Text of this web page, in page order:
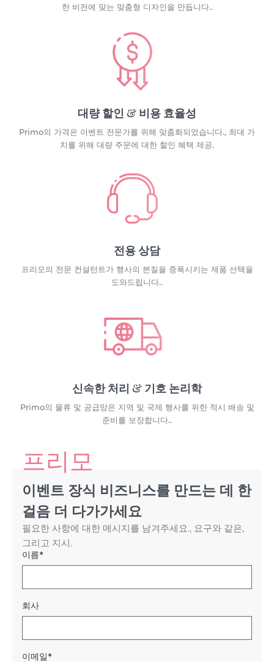
한 비전에 맞는 맞춤형 디자인을 만듭니다..
대량 할인 & 비용 효율성
Primo의 가격은 이벤트 전문가를 위해 맞춤화되었습니다., 최대 가
치를 위해 대량 주문에 대한 할인 혜택 제공.
전용 상담
프리모의 전문 컨설턴트가 행사의 본질을 증폭시키는 제품 선택을
도와드립니다..
신속한 처리 & 기호 논리학
Primo의 물류 및 공급망은 지역 및 국제 행사를 위한 적시 배송 및
준비를 보장합니다..
프리모
이벤트 장식 비즈니스를 만드는 데 한
걸음 더 다가가세요
필요한 사항에 대한 메시지를 남겨주세요., 요구와 같은,
그리고 지시.
이름*
회사
이메일*